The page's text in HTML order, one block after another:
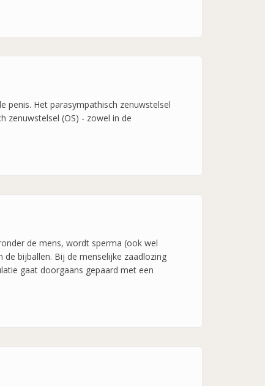
penis. Het parasympathisch zenuwstelsel
zenuwstelsel (OS) - zowel in de
de mens, wordt sperma (ook wel
bijballen. Bij de menselijke zaadlozing
gaat doorgaans gepaard met een